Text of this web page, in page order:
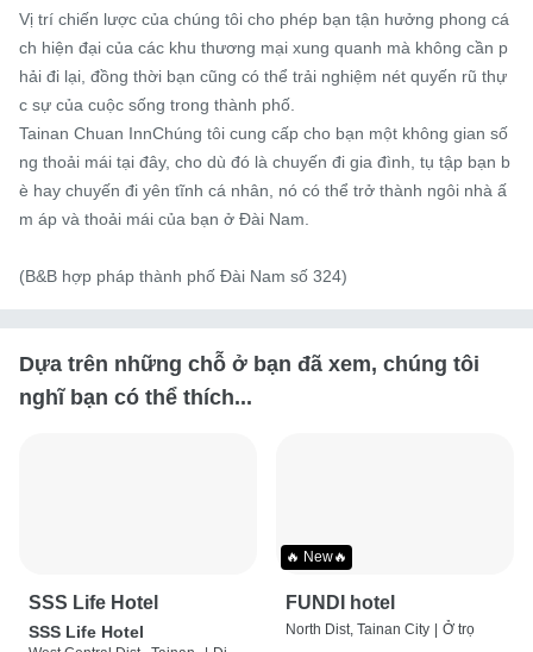
Vị trí chiến lược của chúng tôi cho phép bạn tận hưởng phong cá
ch hiện đại của các khu thương mại xung quanh mà không cần p
hải đi lại, đồng thời bạn cũng có thể trải nghiệm nét quyến rũ thự
c sự của cuộc sống trong thành phố.
Tainan Chuan InnChúng tôi cung cấp cho bạn một không gian số
ng thoải mái tại đây, cho dù đó là chuyến đi gia đình, tụ tập bạn b
è hay chuyến đi yên tĩnh cá nhân, nó có thể trở thành ngôi nhà ấ
m áp và thoải mái của bạn ở Đài Nam.
(B&B hợp pháp thành phố Đài Nam số 324)
Dựa trên những chỗ ở bạn đã xem, chúng tôi
nghĩ bạn có thể thích...
SSS Life Hotel
SSS Life Hotel
🔥 New🔥
FUNDI hotel
North Dist, Tainan City | Ở trọ